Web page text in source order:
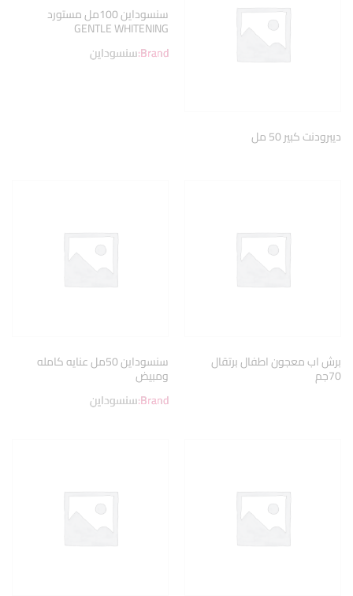
ديبرودنت كبير 50 مل
سنسوداين 100مل مستورد
GENTLE WHITENING
Brand:سنسوداين
برش اب معجون اطفال برتقال
70جم
سنسوداين 50مل عنايه كامله
ومبيض
Brand:سنسوداين